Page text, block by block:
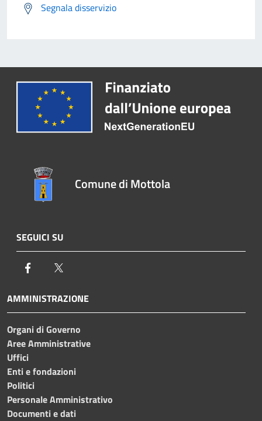
Segnala disservizio
Comune di Mottola
SEGUICI SU
Facebook
AMMINISTRAZIONE
Organi di Governo
Aree Amministrative
Uffici
Enti e fondazioni
Politici
Personale Amministrativo
Documenti e dati